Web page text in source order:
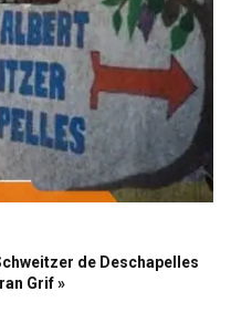
de Deschapelles
Grif »